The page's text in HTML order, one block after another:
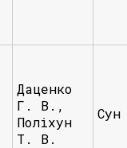
Даценко
Г. В.,
Поліхун
Т. В.
Сун